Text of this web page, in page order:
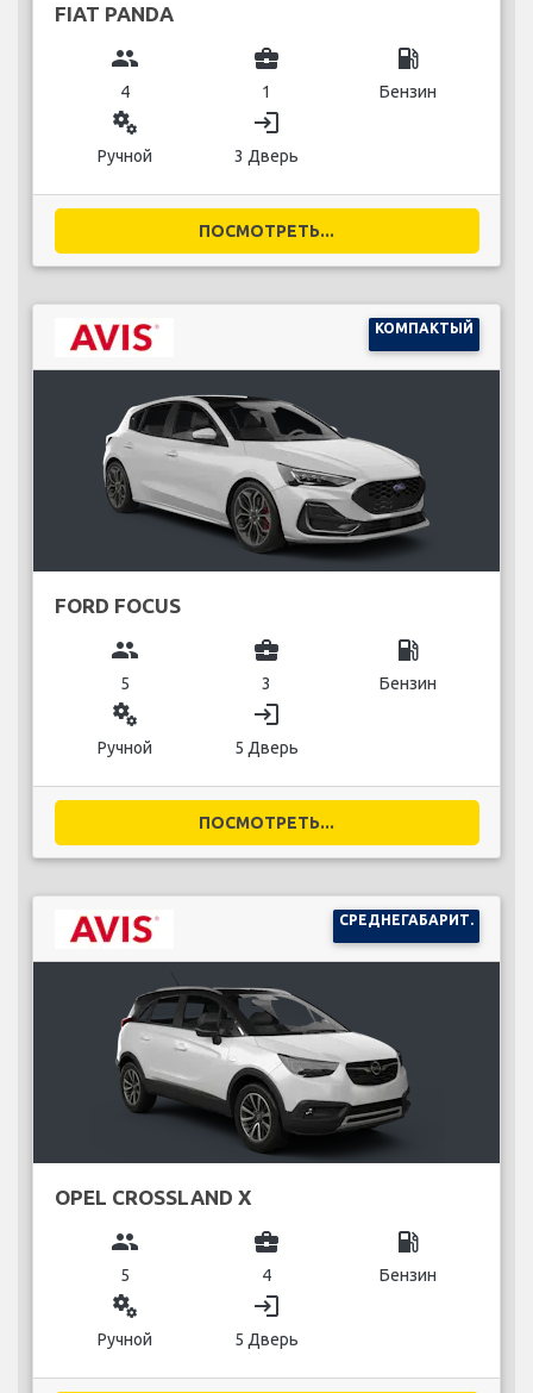
FIAT PANDA
group
4
business_center
1
local_gas_station
Бензин
miscellaneous_services
Ручной
login
3 Дверь
ПОСМОТРЕТЬ...
КОМПАКТЫЙ
FORD FOCUS
group
5
business_center
3
local_gas_station
Бензин
miscellaneous_services
Ручной
login
5 Дверь
ПОСМОТРЕТЬ...
СРЕДНЕГАБАРИТ.
OPEL CROSSLAND X
group
5
business_center
4
local_gas_station
Бензин
miscellaneous_services
Ручной
login
5 Дверь